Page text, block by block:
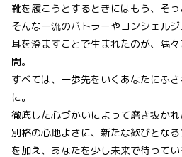
靴を履こうとするときにはもう、そっ
そんな一流のバトラーやコンシェル
耳を澄ますことで生まれたのが、隅
間。
すべては、一歩先をいくあなたにふ
に。
徹底した心づかいによって磨き抜かれ
別格の心地よさに、新たな歓びとな
を加え、あなたを少し未来で待ってい